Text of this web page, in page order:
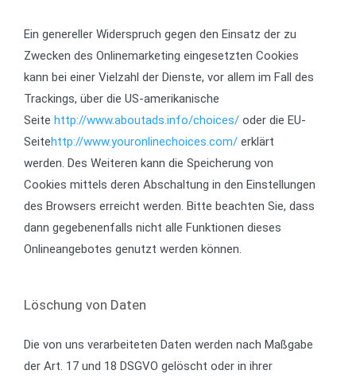
Ein genereller Widerspruch gegen den Einsatz der zu
Zwecken des Onlinemarketing eingesetzten Cookies
kann bei einer Vielzahl der Dienste, vor allem im Fall des
Trackings, über die US-amerikanische
Seite http://www.aboutads.info/choices/ oder die EU-
Seitehttp://www.youronlinechoices.com/ erklärt
werden. Des Weiteren kann die Speicherung von
Cookies mittels deren Abschaltung in den Einstellungen
des Browsers erreicht werden. Bitte beachten Sie, dass
dann gegebenenfalls nicht alle Funktionen dieses
Onlineangebotes genutzt werden können.
Löschung von Daten
Die von uns verarbeiteten Daten werden nach Maßgabe
der Art. 17 und 18 DSGVO gelöscht oder in ihrer